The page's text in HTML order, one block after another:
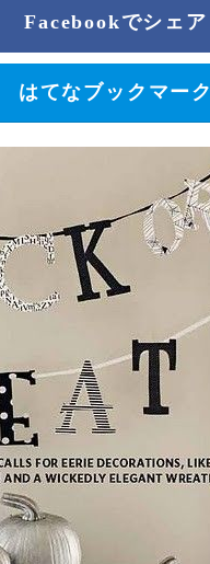
Facebookでシェア
はてなブックマーク